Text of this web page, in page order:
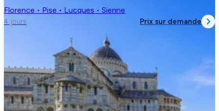
Florence • Pise • Lucques • Sienne
4 jours Prix sur demande